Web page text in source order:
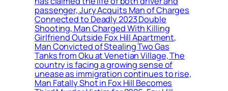
passenger, Jury Acquits Man of Charges
Connected to Deadly 2023 Double
Shooting, Man Charged With Killing
Girlfriend Outside Fox Hill Apartment,
Man Convicted of Stealing Two Gas
Tanks from Oku at Venetian Village, The
country is facing a growing sense of
unease as immigration continues to rise,
Man Fatally Shot in Fox Hill Becomes